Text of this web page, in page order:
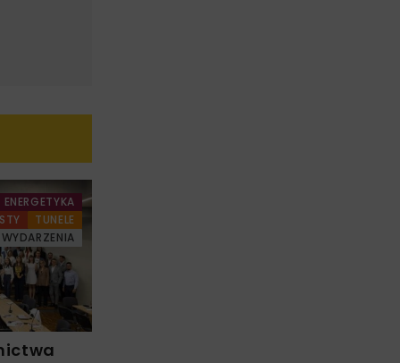
ENERGETYKA
TUNELE
WYDARZENIA